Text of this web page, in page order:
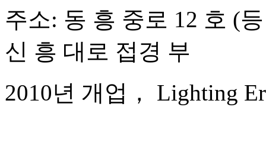
주소: 동 흥 중로 12 호 (
신 흥 대로 접경 부
2010년 개업， Lighting